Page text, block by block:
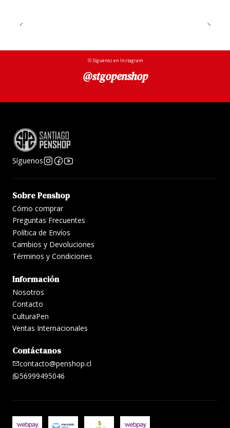
Síguenos en Instagram
@stgopenshop
Síguenos
Sobre Penshop
Cómo comprar
Preguntas Frecuentes
Política de Envíos
Cambios y Devoluciones
Términos y Condiciones
Información
Nosotros
Contacto
CulturaPen
Ventas Internacionales
Contáctanos
contacto@penshop.cl
56999495046